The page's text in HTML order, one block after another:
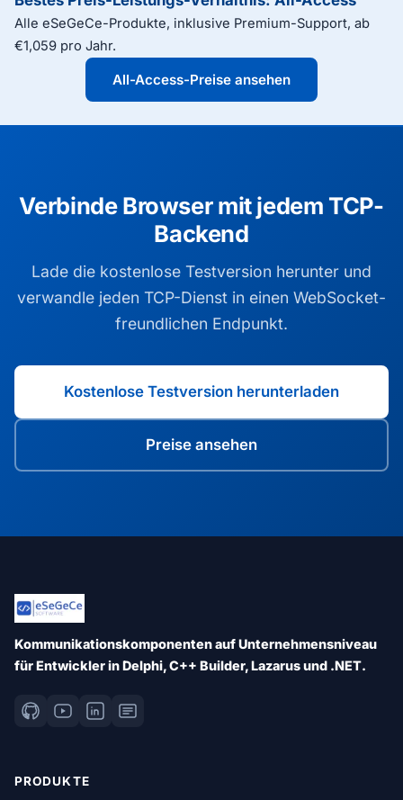
Alle eSeGeCe-Produkte, inklusive Premium-Support, ab
€1,059 pro Jahr.
All-Access-Preise ansehen
Verbinde Browser mit jedem TCP-
Backend
Lade die kostenlose Testversion herunter und
verwandle jeden TCP-Dienst in einen WebSocket-
freundlichen Endpunkt.
Kostenlose Testversion herunterladen
Preise ansehen
Kommunikationskomponenten auf Unternehmensniveau
für Entwickler in Delphi, C++ Builder, Lazarus und .NET.
PRODUKTE